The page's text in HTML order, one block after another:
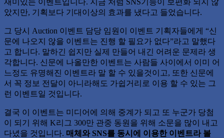
았지만, 기획보다 기대이상의 효과를 냈다고 들었습니다.
그 당시 Auction 이벤트 담당 임원이 이벤트 기획자들에게 “신
문에 나오지 않을 이벤트는 진행 할 필요가 없다”라고 말했다
고 합니다. 말하긴 쉽지만 실제 만들어 내긴 어려운 문제라 생
각합니다. 신문에 나올만한 이벤트는 사람들 사이에서 이미 어
느정도 유명해진 이벤트라 말 할 수 있을것이고, 또한 신문에
서 꼭 정보 전달이 아니라해도 가쉽거리로 이용 할 수 있는 그
런 이벤트일 것입니다.
결국 이 이벤트는 미디어에 의해 중계가 되고 또 누군가 당첨
이 되기 위해 K리그 300만 관중 동원을 위해 소문을 많이 내고
다녔을 것입니다. 매체와 SNS를 동시에 이용한 이벤트라 볼